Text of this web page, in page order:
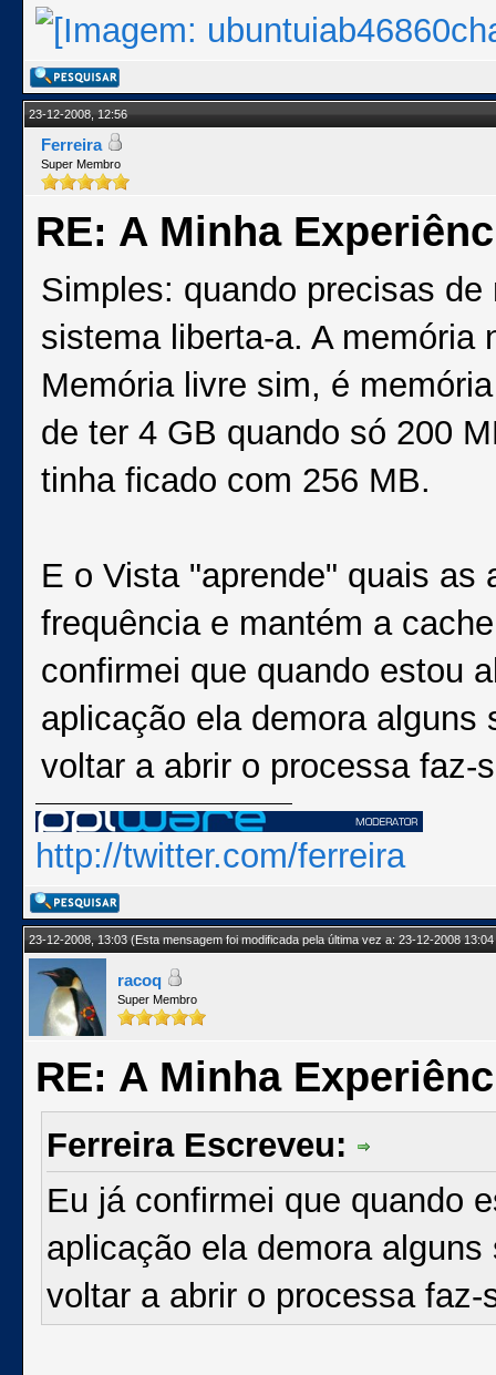
23-12-2008, 12:56
Ferreira
Super Membro
RE: A Minha
Simples: quando precisas
sistema liberta-a. A memória
Memória livre sim, é
de ter 4 GB quando só 200
tinha ficado com 256 MB.
E o Vista "aprende" quais
frequência e mantém a
confirmei que quando estou
aplicação ela demora alguns
voltar a abrir o processa faz-
http://twitter.com/ferreira
23-12-2008, 13:03(Esta mensagem foi modificada pela última vez a: 23-12-2008
racoq
Super Membro
RE: A Minha
Ferreira Escreveu:
Eu já confirmei que quando
aplicação ela demora
voltar a abrir o processa